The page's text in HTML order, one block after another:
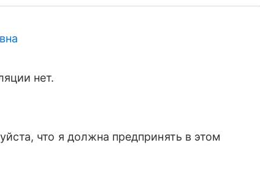
нет.
что я должна предпринять в этом